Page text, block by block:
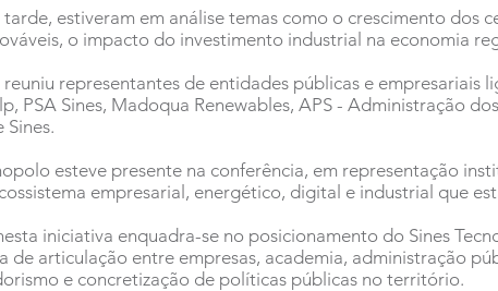
estiveram em análise temas como o crescimento dos
o impacto do investimento industrial na economia
representantes de entidades públicas e empresariais
PSA Sines, Madoqua Renewables, APS - Administração
Sines.
esteve presente na conferência, em representação
empresarial, energético, digital e industrial que
iniciativa enquadra-se no posicionamento do Sines
de articulação entre empresas, academia, administração
e concretização de políticas públicas no território.